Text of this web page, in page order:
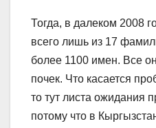
Тогда, в далеком 2008
всего лишь из 17
более 1100 имен. Все
почек. Что касается
то тут листа ожидания
потому что в